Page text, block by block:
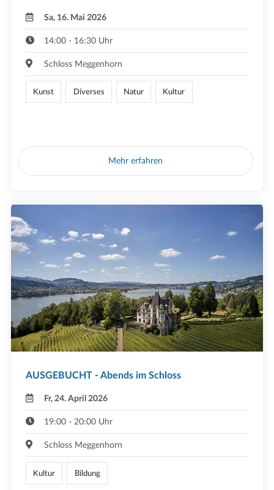
Sa, 16. Mai 2026
14:00 - 16:30 Uhr
Schloss Meggenhorn
Kunst Diverses Natur Kultur
Mehr erfahren
AUSGEBUCHT - Abends im Schloss
Fr, 24. April 2026
19:00 - 20:00 Uhr
Schloss Meggenhorn
Kultur Bildung